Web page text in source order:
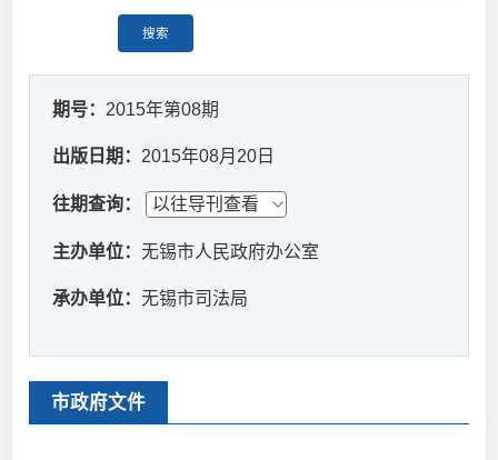
搜索
期号： 2015年第08期
出版日期： 2015年08月20日
往期查询：
主办单位：无锡市人民政府办公室
承办单位：无锡市司法局
市政府文件